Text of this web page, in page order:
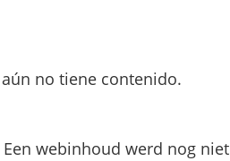
no tiene contenido.
webinhoud werd nog niet